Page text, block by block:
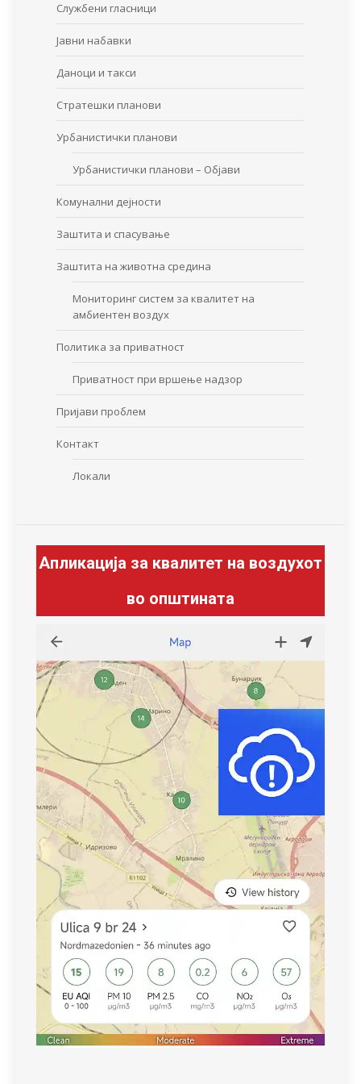
Службени гласници
Јавни набавки
Даноци и такси
Стратешки планови
Урбанистички планови
Урбанистички планови – Објави
Комунални дејности
Заштита и спасување
Заштита на животна средина
Мониторинг систем за квалитет на
амбиентен воздух
Политика за приватност
Приватност при вршење надзор
Пријави проблем
Контакт
Локали
Апликација за квалитет на воздухот
во општината